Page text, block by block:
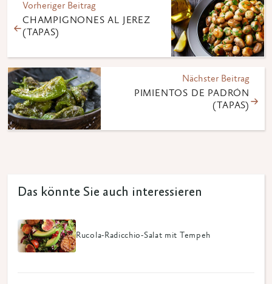
Vorheriger Beitrag
CHAMPIGNONES AL JEREZ
(TAPAS)
Nächster Beitrag
PIMIENTOS DE PADRÓN
(TAPAS)
Das könnte Sie auch interessieren
Rucola-Radicchio-Salat mit Tempeh